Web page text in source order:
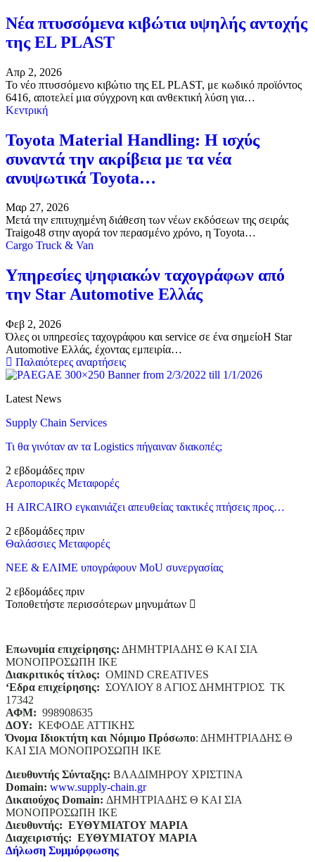
Νέα πτυσσόμενα κιβώτια υψηλής αντοχής
της EL PLAST
Απρ 2, 2026
Το νέο πτυσσόμενο κιβώτιο της EL PLAST, με κωδικό προϊόντος
6416, αποτελεί μια σύγχρονη και ανθεκτική λύση για…
Κεντρική
Toyota Material Handling: Η ισχύς
συναντά την ακρίβεια με τα νέα
ανυψωτικά Toyota…
Μαρ 27, 2026
Μετά την επιτυχημένη διάθεση των νέων εκδόσεων της σειράς
Traigo48 στην αγορά τον περασμένο χρόνο, η Toyota…
Cargo Truck & Van
Υπηρεσίες ψηφιακών ταχογράφων από
την Star Automotive Ελλάς
Φεβ 2, 2026
Όλες οι υπηρεσίες ταχογράφου και service σε ένα σημείοΗ Star
Automotive Ελλάς, έχοντας εμπειρία…
Παλαιότερες αναρτήσεις
Latest News
Supply Chain Services
Τι θα γινόταν αν τα Logistics πήγαιναν διακοπές;
2 εβδομάδες πριν
Αεροπορικές Μεταφορές
Η AIRCAIRO εγκαινιάζει απευθείας τακτικές πτήσεις προς…
2 εβδομάδες πριν
Θαλάσσιες Μεταφορές
ΝΕΕ & ΕΛΙΜΕ υπογράφουν MoU συνεργασίας
2 εβδομάδες πριν
Τοποθετήστε περισσότερων μηνυμάτων
Επωνυμία επιχείρησης: ΔΗΜΗΤΡΙΑΔΗΣ Θ ΚΑΙ ΣΙΑ
ΜΟΝΟΠΡΟΣΩΠΗ ΙΚΕ
Διακριτικός τίτλος: ΟΜΙΝD CREATIVES
‘Eδρα επιχείρησης: ΣΟΥΛΙΟΥ 8 ΑΓΙΟΣ ΔΗΜΗΤΡΙΟΣ ΤΚ
17342
ΑΦΜ: 998908635
ΔΟΥ: ΚΕΦΟΔΕ ΑΤΤΙΚΗΣ
Όνομα Ιδιοκτήτη και Νόμιμο Πρόσωπο: ΔΗΜΗΤΡΙΑΔΗΣ Θ
ΚΑΙ ΣΙΑ ΜΟΝΟΠΡΟΣΩΠΗ ΙΚΕ
Διευθυντής Σύνταξης: ΒΛΑΔΙΜΗΡΟΥ ΧΡΙΣΤΙΝΑ
Domain: www.supply-chain.gr
Δικαιούχος Domain: ΔΗΜΗΤΡΙΑΔΗΣ Θ ΚΑΙ ΣΙΑ
ΜΟΝΟΠΡΟΣΩΠΗ ΙΚΕ
Διευθυντής: ΕΥΘΥΜΙΑΤΟΥ ΜΑΡΙΑ
Διαχειριστής: ΕΥΘΥΜΙΑΤΟΥ ΜΑΡΙΑ
Δήλωση Συμμόρφωσης